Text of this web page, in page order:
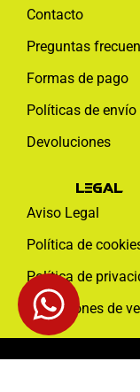
Contacto
Preguntas
Formas de pago
Políticas de envío
Devoluciones
Legal
Aviso Legal
Política de
Política de
Condiciones de